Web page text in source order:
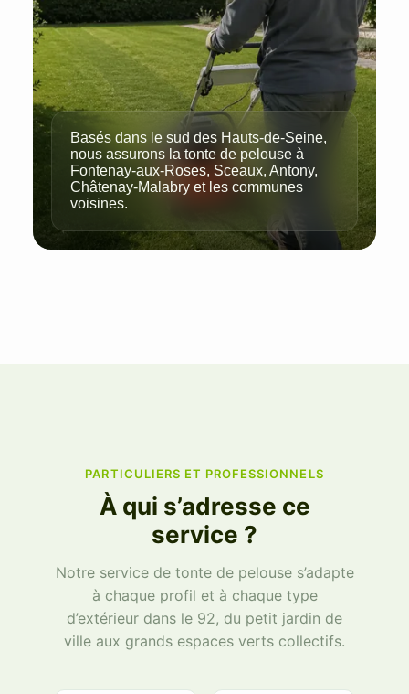
Basés dans le sud des Hauts-de-Seine,
nous assurons la tonte de pelouse à
Fontenay-aux-Roses, Sceaux, Antony,
Châtenay-Malabry et les communes
voisines.
PARTICULIERS ET PROFESSIONNELS
À qui s’adresse ce
service ?
Notre service de tonte de pelouse s’adapte
à chaque profil et à chaque type
d’extérieur dans le 92, du petit jardin de
ville aux grands espaces verts collectifs.